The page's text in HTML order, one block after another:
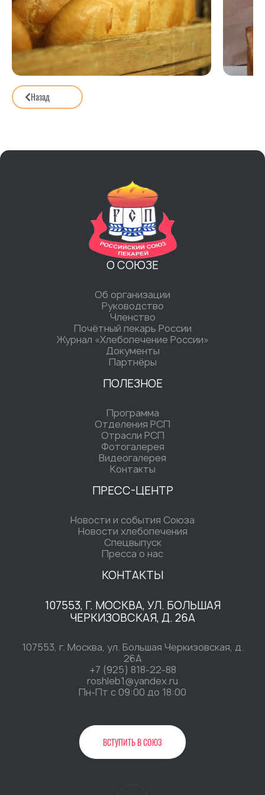
Назад
О СОЮЗЕ
Об организации
Руководство
Членство
Почётный пекарь России
Журнал «Хлебопечение России»
Документы
Партнёры
ПОЛЕЗНОЕ
Программа
Отделения РСП
Отрасли РСП
Фотогалерея
Видеогалерея
Контакты
ПРЕСС-ЦЕНТР
Новости и события Союза
Новости хлебопечения
Спецвыпуск
Пресса о нас
КОНТАКТЫ
107553, Г. МОСКВА, УЛ. БОЛЬШАЯ
ЧЕРКИЗОВСКАЯ, Д. 26А
107553, г. Москва, ул. Большая Черкизовская, д.
26А
+7 (925) 818-22-88
roshleb1@yandex.ru
Пн-Пт c 09:00 до 18:00
ВСТУПИТЬ В СОЮЗ